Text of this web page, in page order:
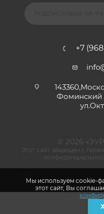
+7
Фоминский
© 2026
Этот сайт защищен с
Мы используем cookie-
этот сайт, Вы